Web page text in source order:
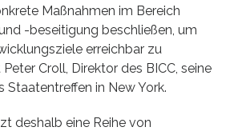
Maßnahmen im Bereich
-beseitigung beschließen, um
erreichbar zu
Croll, Direktor des BICC, seine
Staatentreffen in New York.
deshalb eine Reihe von